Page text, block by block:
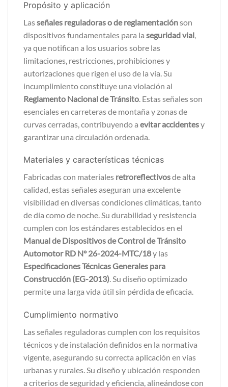
Propósito y aplicación
Lasseñales reguladoras o de reglamentaciónson
dispositivos fundamentales para la seguridad vial
ya que notifican a los usuarios sobre las
limitaciones, restricciones, prohibiciones y
autorizaciones que rigen el uso de la vía. Su
incumplimiento constituye una violación al
Reglamento Nacional de Tránsito . Estas señales son
esenciales en carreteras de montaña y zonas de
curvas cerradas, contribuyendo a evitar accidentesy
garantizar una circulación ordenada.
Materiales y características técnicas
Fabricadas con materiales retroreflectivosde alta
calidad, estas señales aseguran una excelente
visibilidad en diversas condiciones climáticas, tanto
de día como de noche. Su durabilidad y resistencia
cumplen con los estándares establecidos en el
Manual de Dispositivos de Control de Tránsito
Automotor RD N° 26-2024-MTC/18y las
Especificaciones Técnicas Generales para
Construcción (EG-2013). Su diseño optimizado
permite una larga vida útil sin pérdida de eficacia.
Cumplimiento normativo
Las señales reguladoras cumplen con los requisitos
técnicos y de instalación definidos en la normativa
vigente, asegurando su correcta aplicación en vías
urbanas y rurales. Su diseño y ubicación responden
a criterios de seguridad y eficiencia, alineándose con